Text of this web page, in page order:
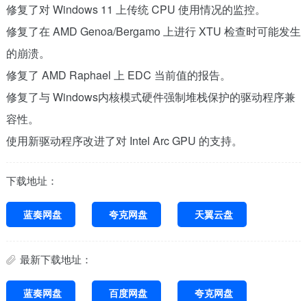
修复了对 Windows 11 上传统 CPU 使用情况的监控。
修复了在 AMD Genoa/Bergamo 上进行 XTU 检查时可能发生
的崩溃。
修复了 AMD Raphael 上 EDC 当前值的报告。
修复了与 Windows内核模式硬件强制堆栈保护的驱动程序兼
容性。
使用新驱动程序改进了对 Intel Arc GPU 的支持。
下载地址：
蓝奏网盘 夸克网盘 天翼云盘
最新下载地址：
蓝奏网盘 百度网盘 夸克网盘